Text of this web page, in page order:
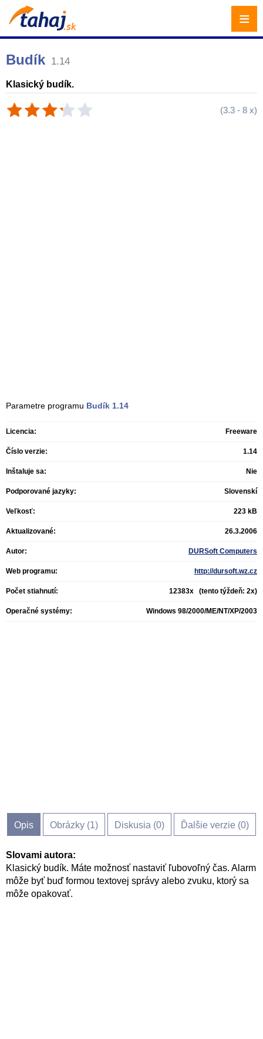
Budík 1.14
Klasický budík.
(3.3 - 8 x)
Parametre programu Budík 1.14
Licencia: Freeware
Číslo verzie: 1.14
Inštaluje sa: Nie
Podporované jazyky: Slovenskí
Veľkosť: 223 kB
Aktualizované: 26.3.2006
Autor: DURSoft Computers
Web programu: http://dursoft.wz.cz
Počet stiahnutí: 12383x (tento týždeň: 2x)
Operačné systémy: Windows 98/2000/ME/NT/XP/2003
Opis Obrázky (1) Diskusia (0) Ďalšie verzie (0)
Slovami autora:
Klasický budík. Máte možnosť nastaviť ľubovoľný čas. Alarm
môže byť buď formou textovej správy alebo zvuku, ktorý sa
môže opakovať.
≡